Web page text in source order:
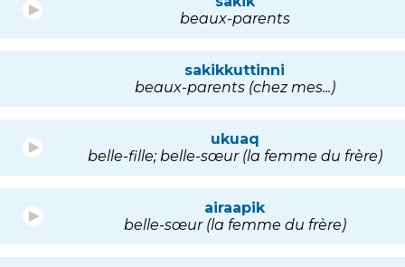
beaux-parents
sakikkuttinni
beaux-parents (chez mes...)
ukuaq
belle-fille; belle-sœur (la femme du frère)
airaapik
belle-sœur (la femme du frère)